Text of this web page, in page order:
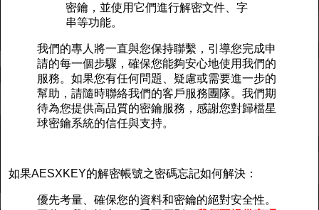
密鑰，並使用它們進行解密文件、字
串等功能。
我們的專人將一直與您保持聯繫，引導您完成申
請的每一個步驟，確保您能夠安心地使用我們的
服務。如果您有任何問題、疑慮或需要進一步的
幫助，請隨時聯絡我們的客戶服務團隊。我們期
待為您提供高品質的密鑰服務，感謝您對歸檔星
球密鑰系統的信任與支持。
如果AESXKEY的解密帳號之密碼忘記如何解決：
優先考量、確保您的資料和密鑰的絕對安全性。